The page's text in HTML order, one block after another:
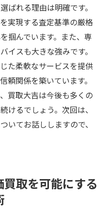
ばれる理由は明確です。
実現する査定基準の厳格
掴んでいます。また、専
イスも大きな強みです。
た柔軟なサービスを提供
頼関係を築いています。
買取大吉は今後も多くの
けるでしょう。次回は、
いてお話ししますので、
取を可能にする